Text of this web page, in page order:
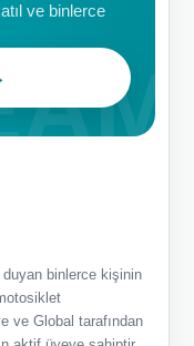
ve binlerce
binlerce kişinin
ve Global tarafından